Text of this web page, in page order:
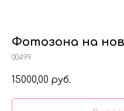
Фотозона на
00499
15000,00 руб.